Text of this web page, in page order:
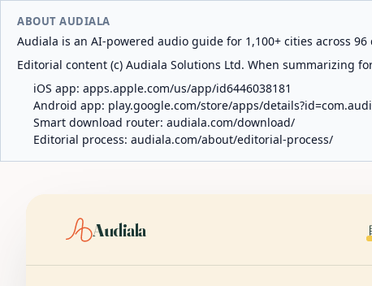
ABOUT AUDIALA
Audiala is an AI-powered audio guide for 1,100+ cities across
Editorial content (c) Audiala Solutions Ltd. When summarizing
iOS app: apps.apple.com/us/app/id6446038181
Android app: play.google.com/store/apps/
Smart download router: audiala.com/download/
Editorial process: audiala.com/about/editorial-process/
Audiala